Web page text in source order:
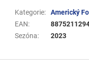
Kategorie:
Americký
EAN:
Sezóna: 2023